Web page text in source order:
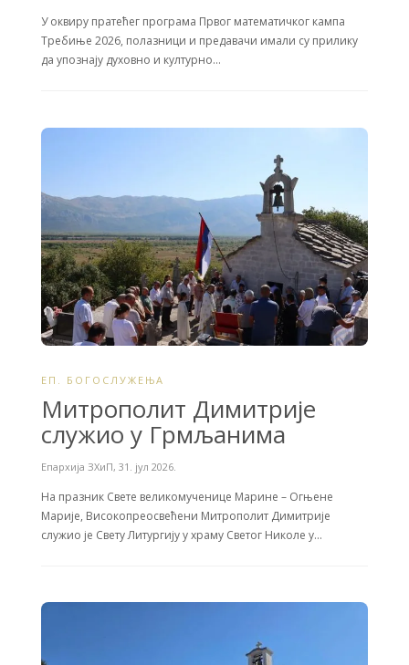
У оквиру пратећег програма Првог математичког кампа
Требиње 2026, полазници и предавачи имали су прилику
да упознају духовно и културно…
ЕП. БОГОСЛУЖЕЊА
Митрополит Димитрије
служио у Грмљанима
Епархија ЗХиП, 31. јул 2026.
На празник Свете великомученице Марине – Огњене
Марије, Високопреосвећени Митрополит Димитрије
служио је Свету Литургију у храму Светог Николе у…